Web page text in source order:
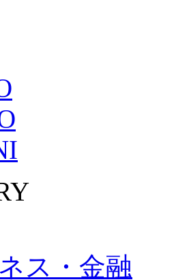
ス・金融